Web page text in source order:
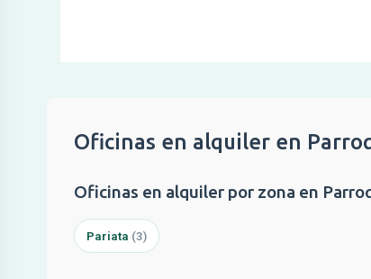
Oficinas en alquiler en
Oficinas en alquiler por zona en
Pariata (3)